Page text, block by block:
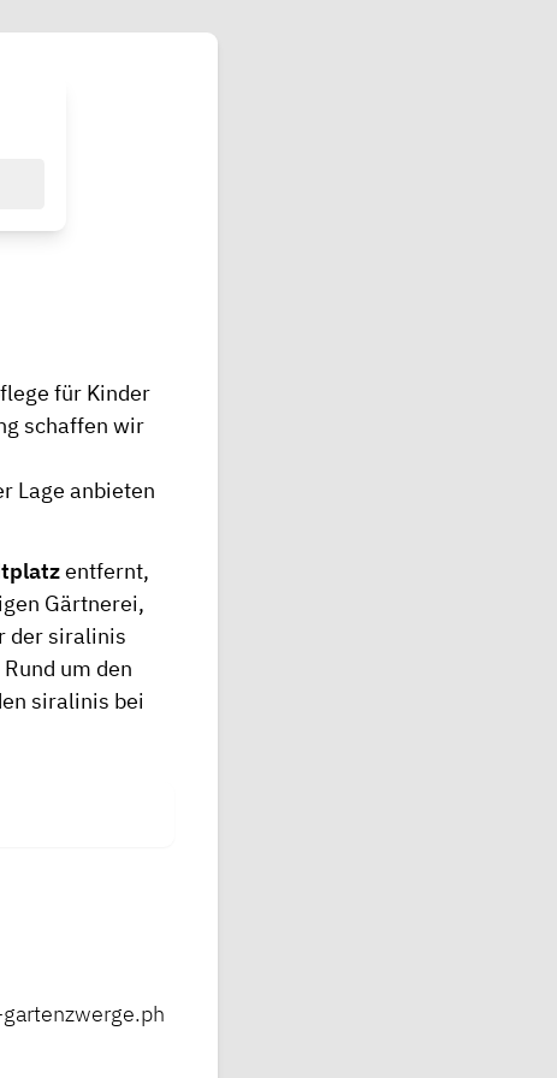
für Kinder
schaffen wir
Lage anbieten
entfernt,
Gärtnerei,
der siralinis
Rund um den
siralinis bei